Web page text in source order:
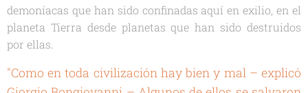
demoníacas que han sido confinadas aquí en exilio, en el
planeta Tierra desde planetas que han sido destruidos
por ellas.
"Como en toda civilización hay bien y mal – explicó